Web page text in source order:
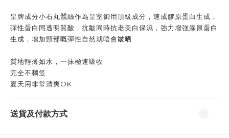
皇牌成分小石丸蠶絲作為皇室御用頂級成分，速成膠原蛋白生成，
彈性蛋白同透明質酸，抗皺同時抗老美白保濕，強力增強膠原蛋白
生成，增加頸部嘅彈性自然就唔會皺晒
質地輕薄如水，一抹極速吸收
完全不黐笠
夏天用非常清爽OK
送貨及付款方式